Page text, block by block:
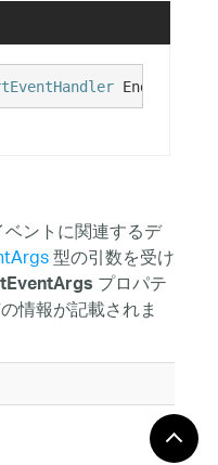
EndExport
ントに関連するデ
型の引数を受け
プロパテ
情報が記載されま